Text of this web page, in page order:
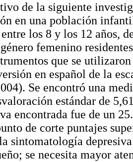
de la siguiente
en una población
los 8 y los 12 años,
femenino
que se
en español de la
Se encontró una
estándar de
encontrada fue de un
de corte puntajes
sintomatología
se necesita mayor